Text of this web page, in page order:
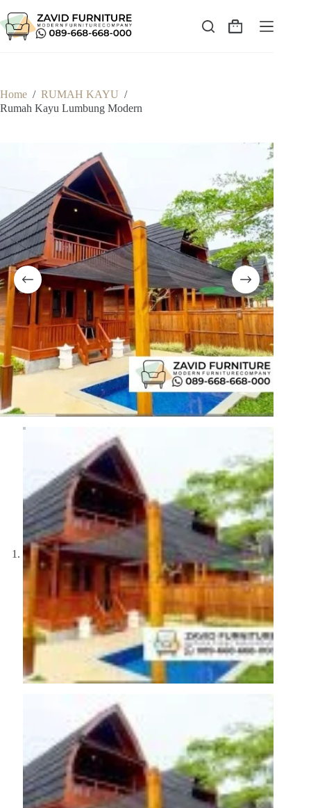
to
content
Shopping
Home / RUMAH KAYU /
Rumah Kayu Lumbung Modern